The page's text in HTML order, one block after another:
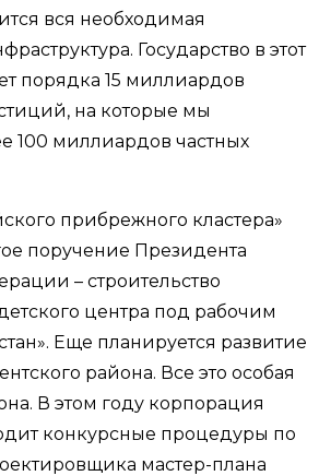
вся необходимая
Государство в этот
порядка 15 миллиардов
на которые мы
100 миллиардов частных
прибрежного кластера»
поручение Президента
– строительство
центра под рабочим
Еще планируется развитие
района. Все это особая
В этом году корпорация
конкурсные процедуры по
мастер-плана